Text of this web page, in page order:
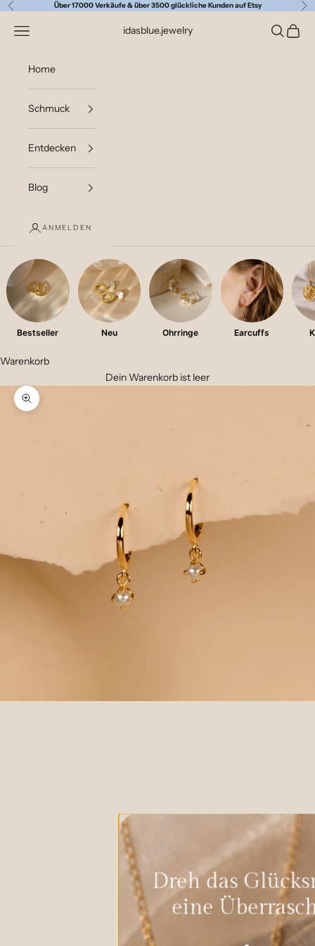
Zum Inhalt springen
Zurück Über 17000 Verkäufe & über 3500 glückliche Kunden auf Etsy Vor
idasblue.jewelry
Navigationsmenü öffnen Suche
Home
Schmuck
Entdecken
Blog
ANMELDEN
Bestseller Neu Ohrringe Earcuffs
Warenkorb
Dein Warenkorb ist leer
Bild vergrößern
Dreh das Glücksrad, für
eine Überraschung!